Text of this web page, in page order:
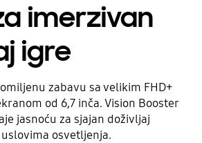
imerzivan
igre
zabavu sa velikim FHD+
od 6,7 inča. Vision Booster
jasnoću za sjajan doživljaj
osvetljenja.